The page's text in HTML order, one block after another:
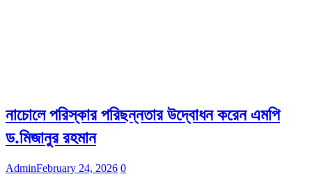
নাচোলে পরিস্কার পরিছন্নতার উদ্বোধন করেন এমপি
ড.মিজানুর রহমান
AdminFebruary 24, 2026 0